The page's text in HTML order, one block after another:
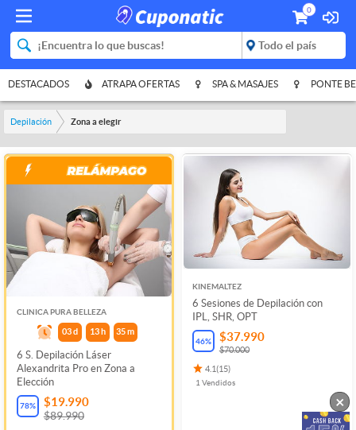
0
DESTACADOS ATRAPA OFERTAS SPA & MASAJES PONTE
Depilación Zona a elegir
CLINICA PURA BELLEZA
03 d 13 h 35m
6 S. Depilación Láser
Alexandrita Pro en Zona a
Elección
78% $19.990
$89.990
KINEMALTEZ
6 Sesiones de Depilación con
IPL, SHR, OPT
46% $37.990
$70.000
4.1(15)
1 Vendidos
×